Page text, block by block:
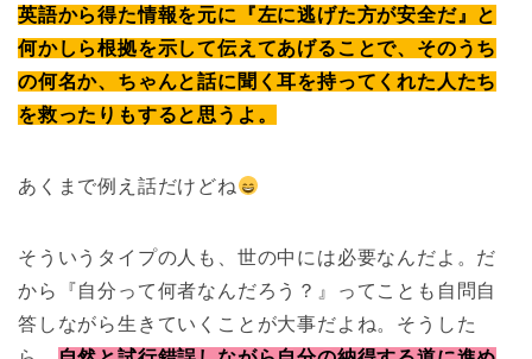
英語から得た情報を元に『左に逃げた方が安全だ』と
何かしら根拠を示して伝えてあげることで、そのうち
の何名か、ちゃんと話に聞く耳を持ってくれた人たち
を救ったりもすると思うよ。
あくまで例え話だけどね
そういうタイプの人も、世の中には必要なんだよ。だ
から『自分って何者なんだろう？』ってことも自問自
答しながら生きていくことが大事だよね。そうした